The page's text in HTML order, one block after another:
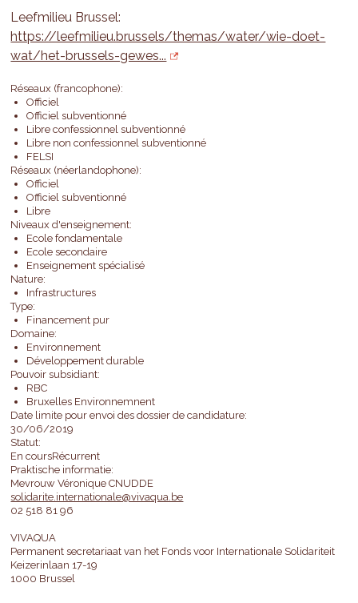
Leefmilieu Brussel:
https://leefmilieu.brussels/themas/water/wie-doet-
wat/het-brussels-gewes...
Réseaux (francophone):
Officiel
Officiel subventionné
Libre confessionnel subventionné
Libre non confessionnel subventionné
FELSI
Réseaux (néerlandophone):
Officiel
Officiel subventionné
Libre
Niveaux d'enseignement:
Ecole fondamentale
Ecole secondaire
Enseignement spécialisé
Nature:
Infrastructures
Type:
Financement pur
Domaine:
Environnement
Développement durable
Pouvoir subsidiant:
RBC
Bruxelles Environnemnent
Date limite pour envoi des dossier de candidature:
30/06/2019
Statut:
En coursRécurrent
Praktische informatie:
Mevrouw Véronique CNUDDE
solidarite.internationale@vivaqua.be
02 518 81 96
VIVAQUA
Permanent secretariaat van het Fonds voor Internationale Solidariteit
Keizerinlaan 17-19
1000 Brussel